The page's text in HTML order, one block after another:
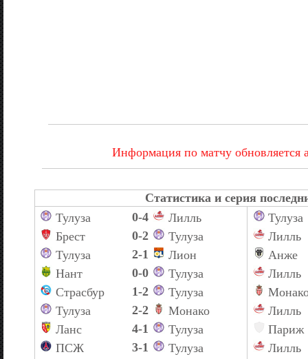
Информация по матчу обновляется
Статистика и серия
Тулуза
0-4
Лилль
Брест
0-2
Тулуза
Тулуза
2-1
Лион
Нант
0-0
Тулуза
Страсбур
1-2
Тулуза
Тулуза
2-2
Монако
Ланс
4-1
Тулуза
ПСЖ
3-1 Тулуза
Тулуза
Лилль
Анже
Лилль
Лилль
Париж
Лилль